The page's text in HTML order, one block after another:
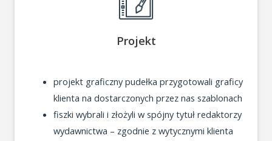
Projekt
projekt graficzny pudełka przygotowali graficy
klienta na dostarczonych przez nas szablonach
fiszki wybrali i złożyli w spójny tytuł redaktorzy
wydawnictwa – zgodnie z wytycznymi klienta